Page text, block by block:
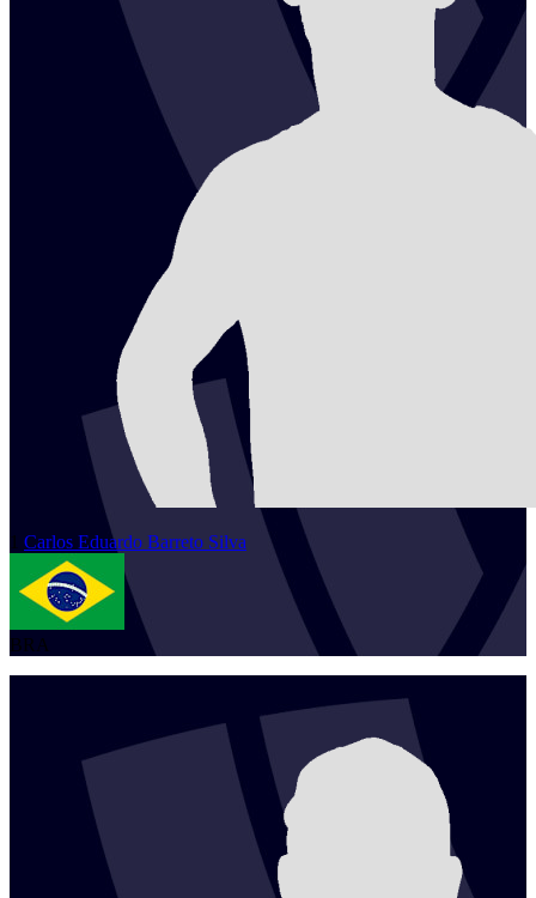
1 Carlos Eduardo Barreto Silva
BRA